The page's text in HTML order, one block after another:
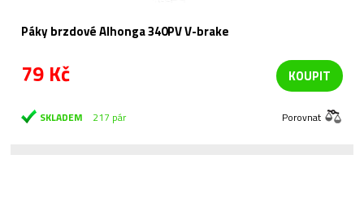
Páky brzdové Alhonga 340PV V-brake
79 Kč KOUPIT
SKLADEM 217 pár Porovnat